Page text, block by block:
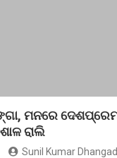
ମନରେ
ରାଲି
Sunil Kumar